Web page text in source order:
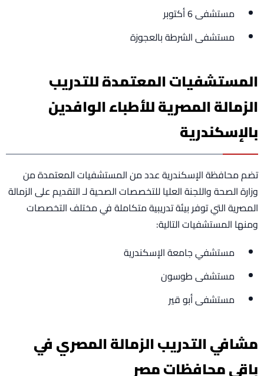
مستشفى 6 أكتوبر
مستشفى الشرطة بالعجوزة
المستشفيات المعتمدة للتدريب
الزمالة المصرية للأطباء الوافدين
بالإسكندرية
تضم محافظة الإسكندرية عدد من المستشفيات المعتمدة من
وزارة الصحة واللجنة العليا للتخصصات الصحية لـ التقديم على الزمالة
المصرية التي توفر بيئة تدريبية متكاملة في مختلف التخصصات
ومنها المستشفيات التالية:
مستشفي جامعة الإسكندرية
مستشفى طوسون
مستشفى أبو قير
مشافي التدريب الزمالة المصري في
باقي محافظات مصر